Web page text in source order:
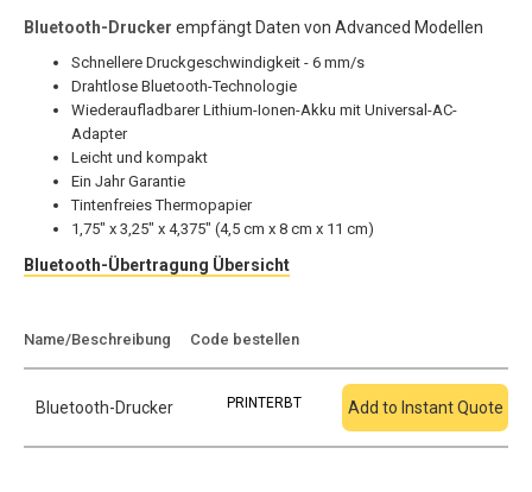
Bluetooth-Drucker empfängt Daten von Advanced Modellen
Schnellere Druckgeschwindigkeit - 6 mm/s
Drahtlose Bluetooth-Technologie
Wiederaufladbarer Lithium-Ionen-Akku mit Universal-AC-
Adapter
Leicht und kompakt
Ein Jahr Garantie
Tintenfreies Thermopapier
1,75" x 3,25" x 4,375" (4,5 cm x 8 cm x 11 cm)
Bluetooth-Übertragung Übersicht
Name/Beschreibung Code bestellen
Bluetooth-Drucker PRINTERBT Add to Instant Quote